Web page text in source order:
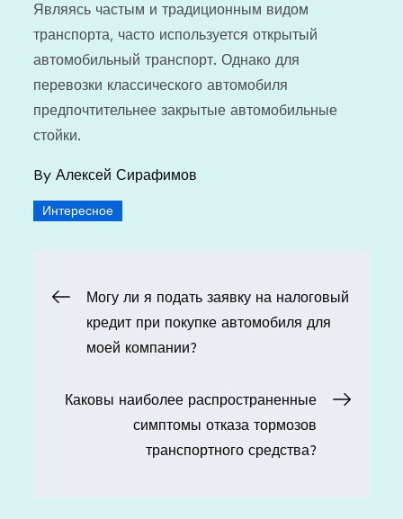
Являясь частым и традиционным видом
транспорта, часто используется открытый
автомобильный транспорт. Однако для
перевозки классического автомобиля
предпочтительнее закрытые автомобильные
стойки.
ByАлексей Сирафимов
Интересное
Навигация
по
записям
Могу ли я подать заявку на налоговый
кредит при покупке автомобиля для
моей компании?
Каковы наиболее распространенные
симптомы отказа тормозов
транспортного средства?